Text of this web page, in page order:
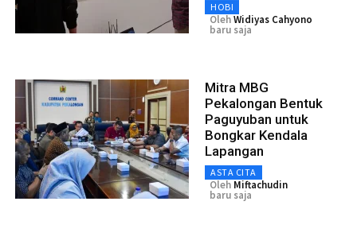
HOBI
OlehWidiyas Cahyono
baru saja
Mitra MBG
Pekalongan Bentuk
Paguyuban untuk
Bongkar Kendala
Lapangan
ASTA CITA
Oleh Miftachudin
baru saja